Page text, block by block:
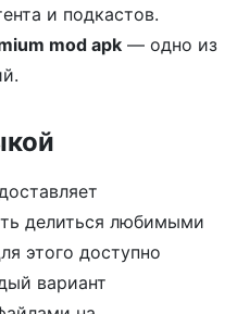
и подкастов.
mod apk — одно из
делиться любимыми
этого доступно
вариант